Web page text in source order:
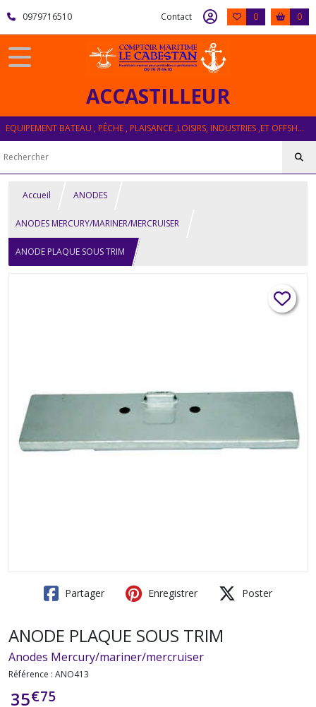
0979716510 Contact 0 0
ACCASTILLEUR
EQUIPEMENT BATEAU , PÊCHE , PLAISANCE ,LOISIRS, INDUSTRIES ,ET OFFSHORE
Accueil ANODES
ANODES MERCURY/MARINER/MERCRUISER
ANODE PLAQUE SOUS TRIM
Partager Enregistrer Poster
ANODE PLAQUE SOUS TRIM
Anodes Mercury/mariner/mercruiser
Référence : ANO413
35€75